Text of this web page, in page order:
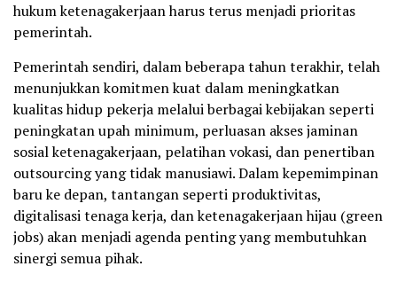
hukum ketenagakerjaan harus terus menjadi prioritas
pemerintah.
Pemerintah sendiri, dalam beberapa tahun terakhir, telah
menunjukkan komitmen kuat dalam meningkatkan
kualitas hidup pekerja melalui berbagai kebijakan seperti
peningkatan upah minimum, perluasan akses jaminan
sosial ketenagakerjaan, pelatihan vokasi, dan penertiban
outsourcing yang tidak manusiawi. Dalam kepemimpinan
baru ke depan, tantangan seperti produktivitas,
digitalisasi tenaga kerja, dan ketenagakerjaan hijau (green
jobs) akan menjadi agenda penting yang membutuhkan
sinergi semua pihak.